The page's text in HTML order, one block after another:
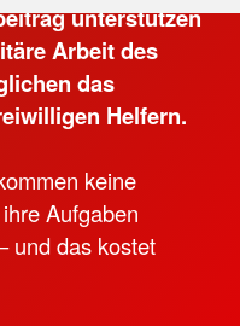
unterstützen
Arbeit des
das
Helfern.
keine
Aufgaben
und das kostet